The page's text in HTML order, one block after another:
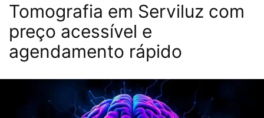
Tomografia em Serviluz com
preço acessível e
agendamento rápido